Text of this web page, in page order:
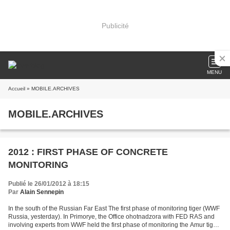
Publicité
MENU
Accueil » MOBILE.ARCHIVES
MOBILE.ARCHIVES
2012 : FIRST PHASE OF CONCRETE
MONITORING
Publié le 26/01/2012 à 18:15
Par Alain Sennepin
In the south of the Russian Far East The first phase of monitoring tiger (WWF
Russia, yesterday). In Primorye, the Office ohotnadzora with FED RAS and
involving experts from WWF held the first phase of monitoring the Amur tiger.